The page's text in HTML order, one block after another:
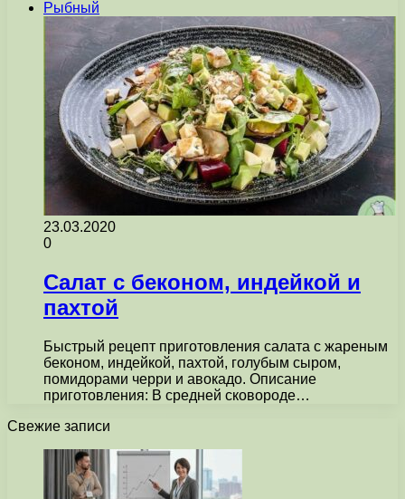
Рыбный
23.03.2020
0
Салат с беконом, индейкой и
пахтой
Быстрый рецепт приготовления салата с жареным
беконом, индейкой, пахтой, голубым сыром,
помидорами черри и авокадо. Описание
приготовления: В средней сковороде…
Свежие записи